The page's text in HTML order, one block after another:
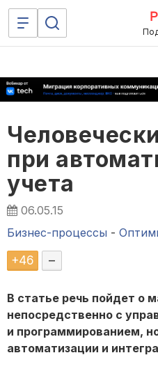
при
учета
06.05.15
Бизнес-процессы -
+46 –
В статье речь пойдет о
непосредственно с
и программированием,
автоматизации и